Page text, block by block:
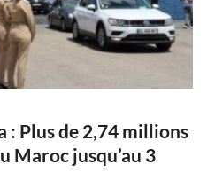
Plus de 2,74 millions
Maroc jusqu’au 3